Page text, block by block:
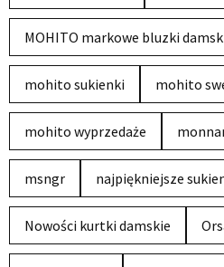
MOHITO markowe bluzki
mohito sukienki mohito
mohito wyprzedaże
msngr najpiękniejsze
Nowości kurtki damskie